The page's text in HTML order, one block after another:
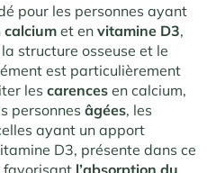
pour les personnes ayant
calcium et en vitamine D3,
structure osseuse et le
est particulièrement
les carences en calcium,
personnes âgées, les
ayant un apport
D3, présente dans ce
favorisant l’absorption du